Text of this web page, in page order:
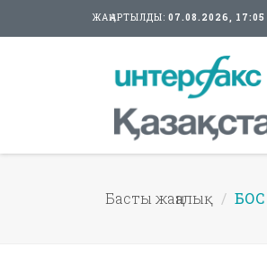
ЖАҢАРТЫЛДЫ: 07.08.2026,
Басты жаңалық